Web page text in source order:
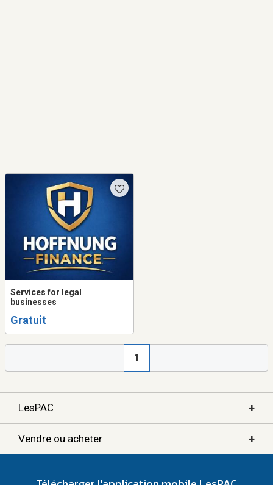
Services for legal
businesses
Gratuit
1
LesPAC +
Vendre ou acheter +